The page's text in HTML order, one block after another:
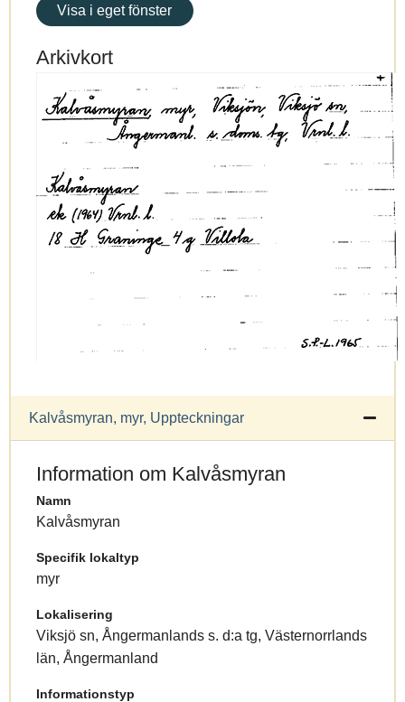
Visa i eget fönster
Arkivkort
Kalvåsmyran, myr, Uppteckningar
Information om Kalvåsmyran
Namn
Kalvåsmyran
Specifik lokaltyp
myr
Lokalisering
Viksjö sn, Ångermanlands s. d:a tg, Västernorrlands
län, Ångermanland
Informationstyp